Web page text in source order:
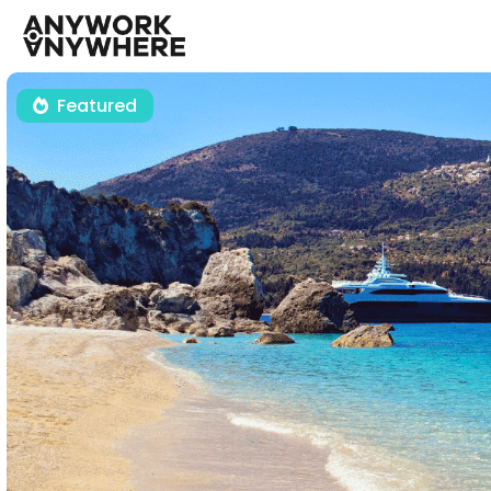
Featured